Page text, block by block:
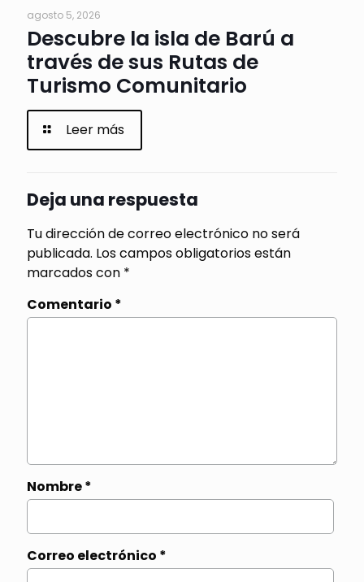
agosto 5, 2026
Descubre la isla de Barú a
través de sus Rutas de
Turismo Comunitario
Leer más
Deja una respuesta
Tu dirección de correo electrónico no será
publicada. Los campos obligatorios están
marcados con *
Comentario *
Nombre*
Correo electrónico *